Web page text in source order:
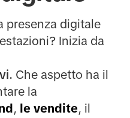
presenza digitale
Inizia da
Che aspetto ha il
la
, le vendite, il